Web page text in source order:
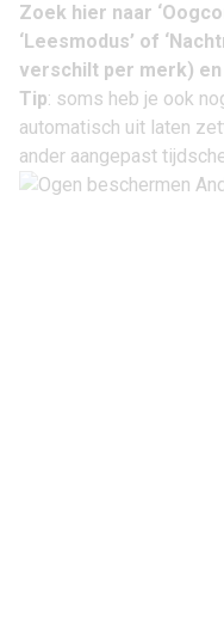
Zoek hier naar
‘Leesmodus’ of
verschilt per merk)
Tip: soms heb je ook
automatisch uit laten
ander aangepast